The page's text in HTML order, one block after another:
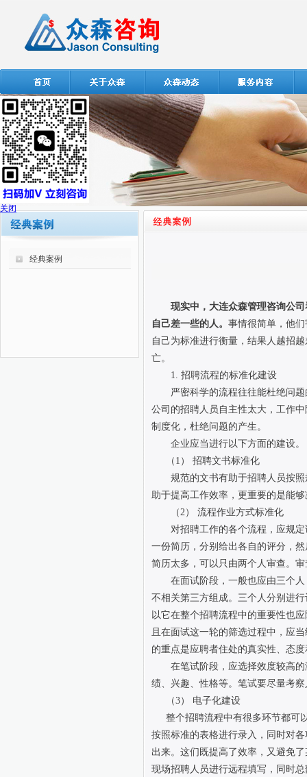
经典案例
现实中，大连众森管理咨询公
自己差一些的人。 事情很简单，他
自己为标准进行衡量，结果人越招
亡。
1. 招聘流程的标准化建设
严密科学的流程往往能杜绝问
公司的招聘人员自主性太大，工作
制度化，杜绝问题的产生。
企业应当进行以下方面的建设。
（1） 招聘文书标准化
规范的文书有助于招聘人员按
助于提高工作效率，更重要的是能
（2） 流程作业方式标准化
对招聘工作的各个流程，应规
一份简历，分别给出各自的评分，
简历太多，可以只由两个人审查。
在面试阶段，一般也应由三个
不相关第三方组成。三个人分别进
以它在整个招聘流程中的重要性也
且在面试这一轮的筛选过程中，应
的重点是应聘者住处的真实性、态
在笔试阶段，应选择效度较高
绩、兴趣、性格等。笔试要尽量考
（3） 电子化建设
整个招聘流程中有很多环节都可
按照标准的表格进行录入，同时对
出来。这们既提高了效率，又避免
现场招聘人员进行远程填写，同时
关闭